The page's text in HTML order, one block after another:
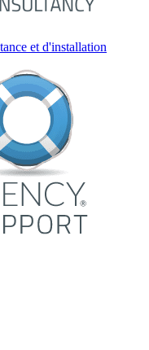
et d'installation